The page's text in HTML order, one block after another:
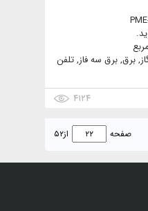
برق, برق سه فاز, تلفن
۴۱۲۴
صفحه از۵۲